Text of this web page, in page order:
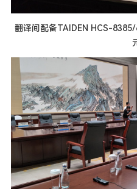
翻译间配备TAIDEN HCS-